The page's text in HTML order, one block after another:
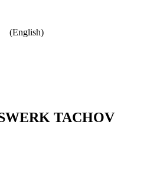
(English)
TACHOV​